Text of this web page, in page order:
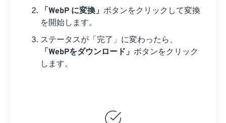
「WebP に変換」 ボタンをクリックして変換
を開始します。
ステータスが「完了」に変わったら、
「WebPをダウンロード」 ボタンをクリック
します。